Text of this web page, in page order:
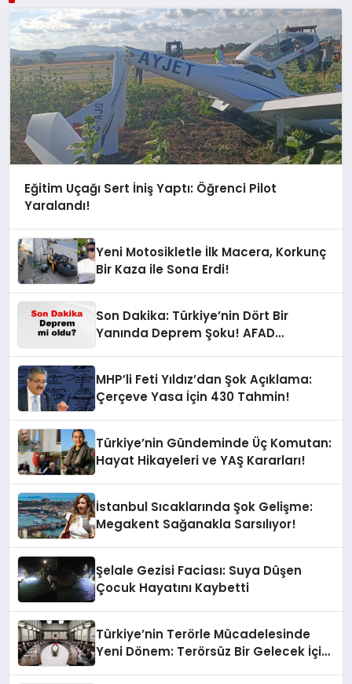
Eğitim Uçağı Sert İniş Yaptı: Öğrenci Pilot
Yaralandı!
Yeni Motosikletle İlk Macera, Korkunç
Bir Kaza ile Sona Erdi!
Son Dakika: Türkiye’nin Dört Bir
Yanında Deprem Şoku! AFAD
MHP’li Feti Yıldız’dan Şok Açıklama:
Çerçeve Yasa İçin 430 Tahmin!
Türkiye’nin Gündeminde Üç Komutan:
Hayat Hikayeleri ve YAŞ Kararları!
İstanbul Sıcaklarında Şok Gelişme:
Megakent Sağanakla Sarsılıyor!
Şelale Gezisi Faciası: Suya Düşen
Çocuk Hayatını Kaybetti
Türkiye’nin Terörle Mücadelesinde
Yeni Dönem: Terörsüz Bir Gelecek İçin